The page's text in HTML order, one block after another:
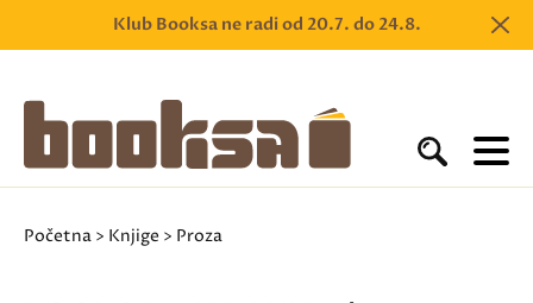
Klub Booksa ne radi od 20.7. do 24.8.
Početna > Knjige > Proza